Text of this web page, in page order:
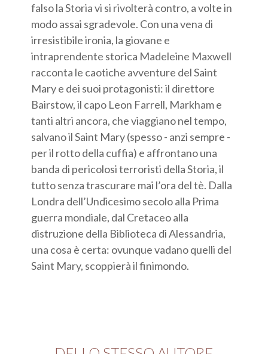
falso la Storia vi si rivolterà contro, a volte in
modo assai sgradevole. Con una vena di
irresistibile ironia, la giovane e
intraprendente storica Madeleine Maxwell
racconta le caotiche avventure del Saint
Mary e dei suoi protagonisti: il direttore
Bairstow, il capo Leon Farrell, Markham e
tanti altri ancora, che viaggiano nel tempo,
salvano il Saint Mary (spesso - anzi sempre -
per il rotto della cuffia) e affrontano una
banda di pericolosi terroristi della Storia, il
tutto senza trascurare mai l’ora del tè. Dalla
Londra dell’Undicesimo secolo alla Prima
guerra mondiale, dal Cretaceo alla
distruzione della Biblioteca di Alessandria,
una cosa è certa: ovunque vadano quelli del
Saint Mary, scoppierà il finimondo.